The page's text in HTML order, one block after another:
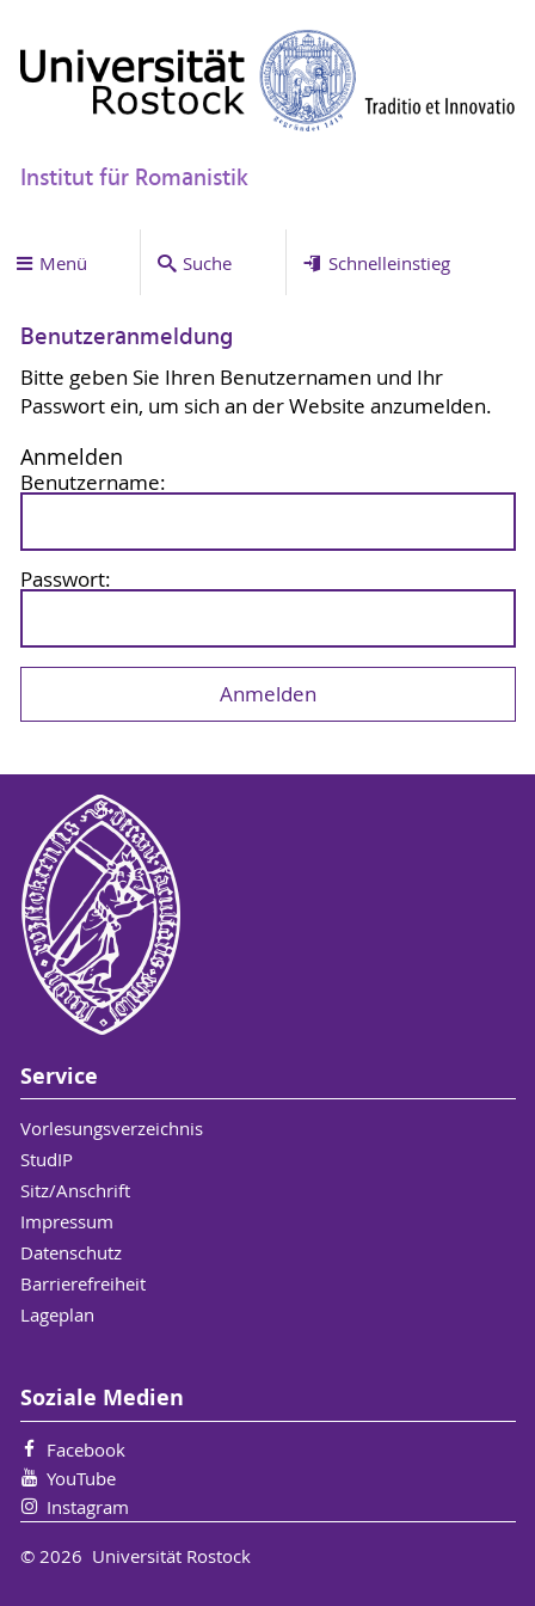
Institut für Romanistik
Menü Suche Schnelleinstieg
Benutzeranmeldung
Bitte geben Sie Ihren Benutzernamen und Ihr
Passwort ein, um sich an der Website anzumelden.
Anmelden
Benutzername:
Passwort:
Service
Vorlesungsverzeichnis
StudIP
Sitz/Anschrift
Impressum
Datenschutz
Barrierefreiheit
Lageplan
Soziale Medien
Facebook
YouTube
Instagram
© 2026 Universität Rostock